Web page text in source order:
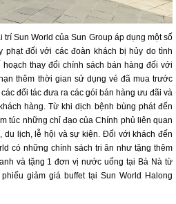
Sun World của Sun Group áp dụng một số
phạt đối với các đoàn khách bị hủy do tình
thay đổi chính sách bán hàng đối với
thêm thời gian sử dụng vé đã mua trước
đối tác đưa ra các gói bán hàng ưu đãi và
hàng. Từ khi dịch bệnh bùng phát đến
túc những chỉ đạo của Chính phủ liên quan
du lịch, lễ hội và sự kiện. Đối với khách đến
có những chính sách tri ân như tặng thêm
và tặng 1 đơn vị nước uống tại Bà Nà từ
giảm giá buffet tại Sun World Halong